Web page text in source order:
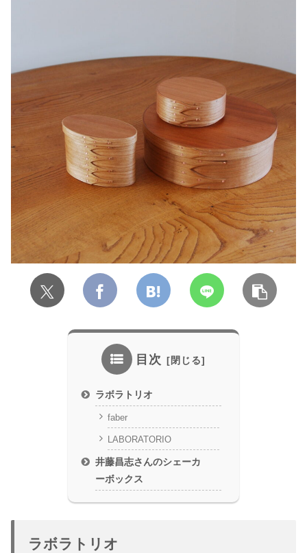
目次
ラボラトリオ
faber
LABORATORIO
井藤昌志さんのシェーカ
ーボックス
ラボラトリオ